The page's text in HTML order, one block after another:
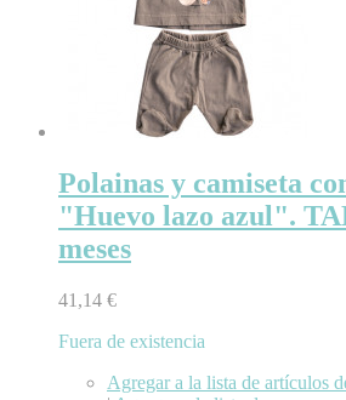
Polainas y camiseta
"Huevo lazo azul".
meses
41,14 €
Fuera de existencia
Agregar a la lista de artículos